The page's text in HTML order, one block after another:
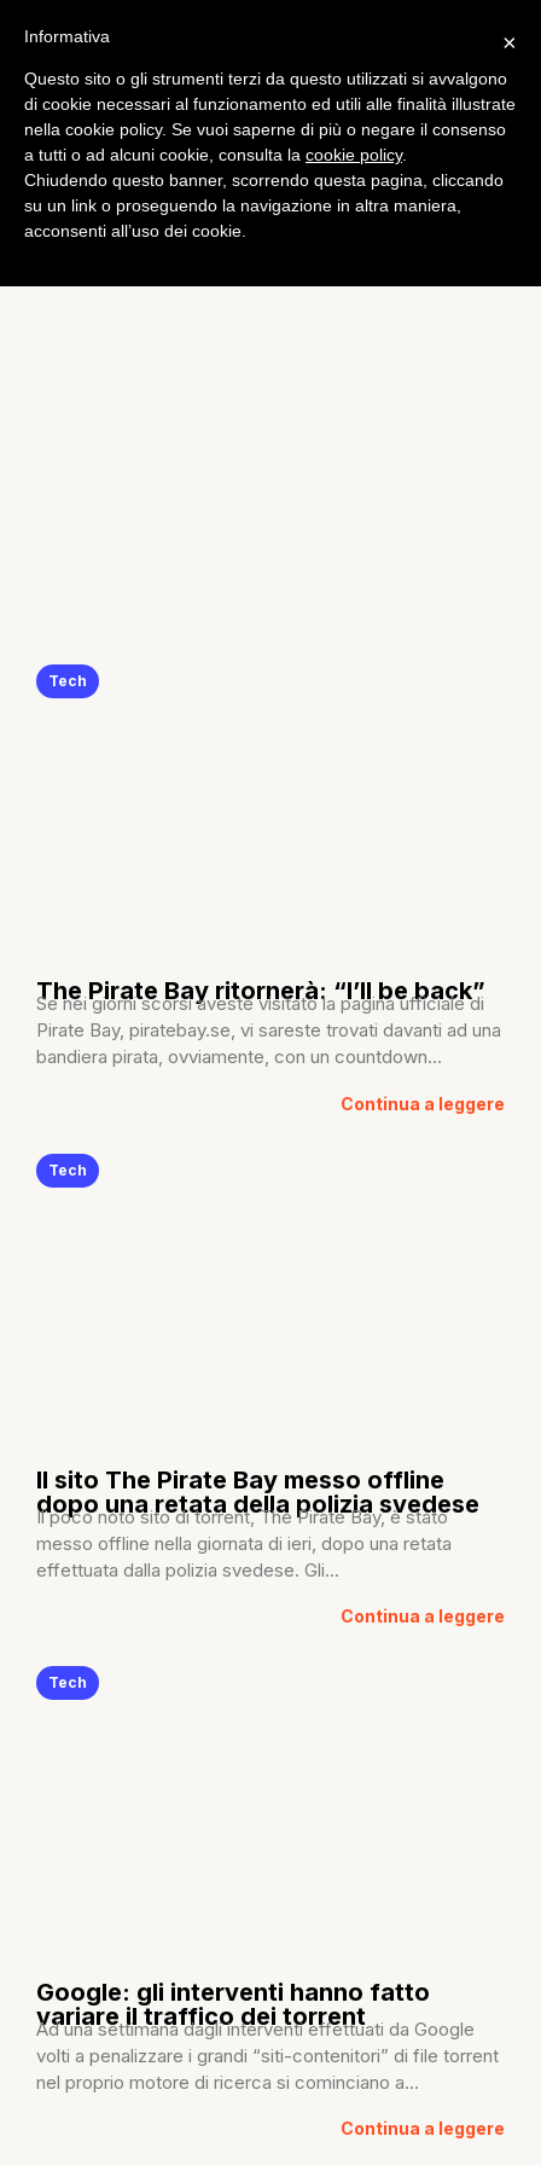
Tech
The Pirate Bay ritornerà: “I’ll be back”
Se nei giorni scorsi aveste visitato la pagina ufficiale di
Pirate Bay, piratebay.se, vi sareste trovati davanti ad una
bandiera pirata, ovviamente, con un countdown...
Continua a leggere
Tech
Il sito The Pirate Bay messo offline
dopo una retata della polizia svedese
Il poco noto sito di torrent, The Pirate Bay, è stato
messo offline nella giornata di ieri, dopo una retata
effettuata dalla polizia svedese. Gli...
Continua a leggere
Tech
Google: gli interventi hanno fatto
variare il traffico dei torrent
Ad una settimana dagli interventi effettuati da Google
volti a penalizzare i grandi “siti-contenitori” di file torrent
nel proprio motore di ricerca si cominciano a...
Continua a leggere
×
Informativa
Questo sito o gli strumenti terzi da questo utilizzati si avvalgono
di cookie necessari al funzionamento ed utili alle finalità illustrate
nella cookie policy. Se vuoi saperne di più o negare il consenso
a tutti o ad alcuni cookie, consulta la cookie policy.
Chiudendo questo banner, scorrendo questa pagina, cliccando
su un link o proseguendo la navigazione in altra maniera,
acconsenti all’uso dei cookie.